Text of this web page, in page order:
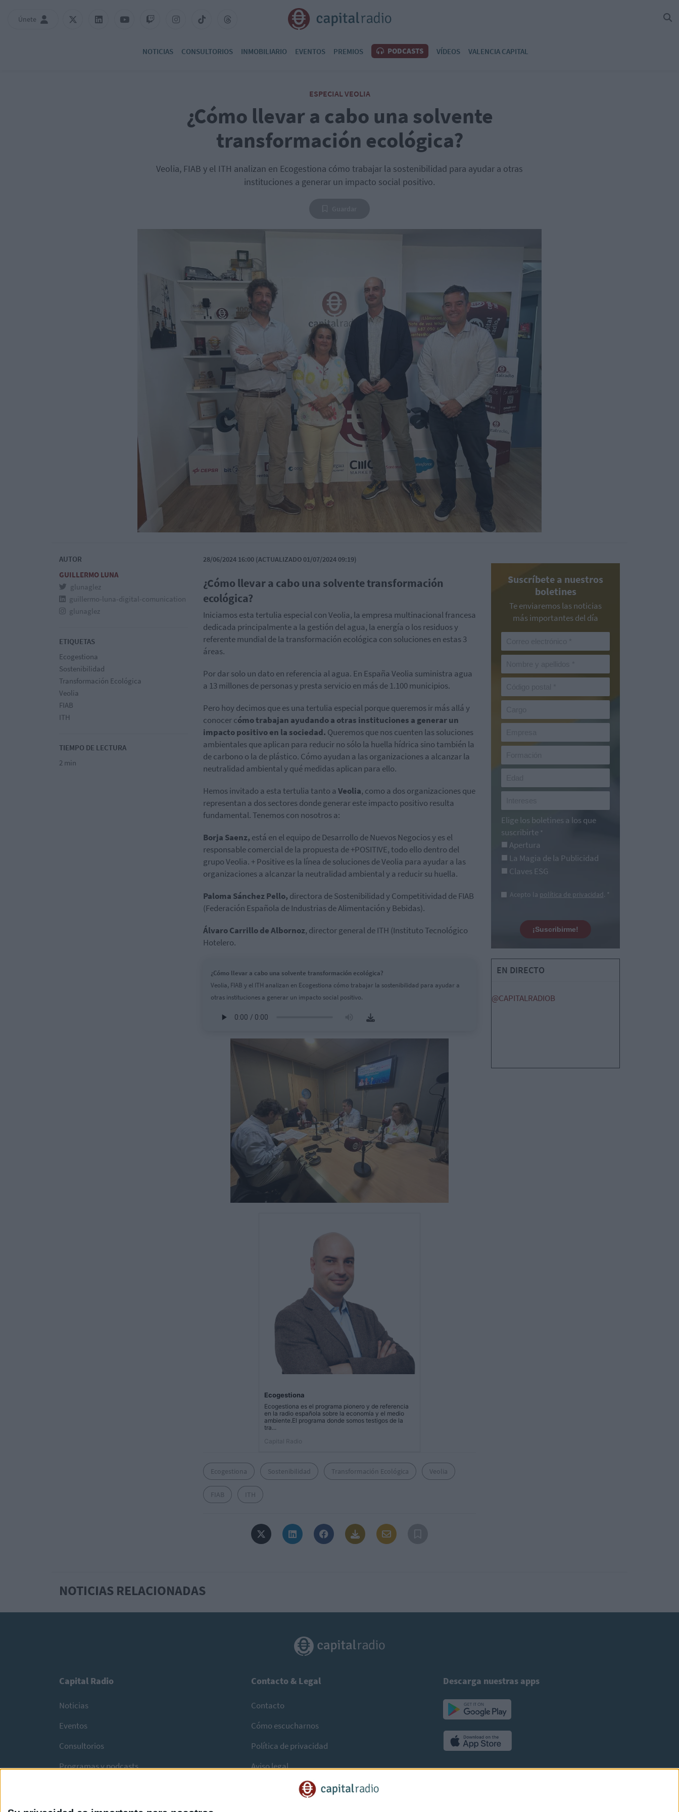
Únete
NOTICIAS CONSULTORIOS INMOBILIARIO EVENTOS PREMIOS PODCASTS VÍDEOS VALENCIA CAPITAL
ESPECIAL VEOLIA
¿Cómo llevar a cabo una solvente
transformación ecológica?
Veolia, FIAB y el ITH analizan en Ecogestiona cómo trabajar la sostenibilidad para ayudar a otras
instituciones a generar un impacto social positivo.
AUTOR
GUILLERMO LUNA
glunaglez
guillermo-luna-digital-comunication
glunaglez
ETIQUETAS
Ecogestiona
Sostenibilidad
Transformación Ecológica
Veolia
FIAB
ITH
TIEMPO DE LECTURA
2 min
28/06/2024 16:00 (ACTUALIZADO 01/07/2024 09:19)
¿Cómo llevar a cabo una solvente transformación
ecológica?
Iniciamos esta tertulia especial con Veolia, la empresa multinacional francesa
dedicada principalmente a la gestión del agua, la energía o los residuos y
referente mundial de la transformación ecológica con soluciones en estas 3
áreas.
Por dar solo un dato en referencia al agua. En España Veolia suministra agua
a 13 millones de personas y presta servicio en más de 1.100 municipios.
Pero hoy decimos que es una tertulia especial porque queremos ir más allá y
conocer cómo trabajan ayudando a otras instituciones a generar un
impacto positivo en la sociedad. Queremos que nos cuenten las soluciones
ambientales que aplican para reducir no sólo la huella hídrica sino también la
de carbono o la de plástico. Cómo ayudan a las organizaciones a alcanzar la
neutralidad ambiental y qué medidas aplican para ello.
Hemos invitado a esta tertulia tanto a Veolia, como a dos organizaciones que
representan a dos sectores donde generar este impacto positivo resulta
fundamental. Tenemos con nosotros a:
Borja Saenz, está en el equipo de Desarrollo de Nuevos Negocios y es el
responsable comercial de la propuesta de +POSITIVE, todo ello dentro del
grupoVeolia. +Positivees la línea de soluciones deVeolia para ayudar a las
organizaciones a alcanzar la neutralidad ambiental y a reducir su huella.
Paloma Sánchez Pello, directora de Sostenibilidad y Competitividad deFIAB
(Federación Española de Industrias de Alimentación y Bebidas).
Álvaro Carrillo de Albornoz, director general de ITH (Instituto Tecnológico
Hotelero.
¿Cómo llevar a cabo una solvente transformación ecológica?
Veolia, FIAB y el ITH analizan en Ecogestiona cómo trabajar la sostenibilidad para ayudar a
otras instituciones a generar un impacto social positivo.
Ecogestiona
Ecogestiona es el programa pionero y de referencia
en la radio española sobre la economía y el medio
ambiente.El programa donde somos testigos de la
tra...
Capital Radio
Ecogestiona Sostenibilidad Transformación Ecológica Veolia
FIAB ITH
Suscríbete a nuestros
boletines
Te enviaremos las noticias
más importantes del día
Elige los boletines a los que
suscribirte *
Apertura
La Magia de la Publicidad
Claves ESG
Acepto la política de privacidad. *
¡Suscribirme!
EN DIRECTO
@CAPITALRADIOB
NOTICIAS RELACIONADAS
Capital Radio
Noticias
Eventos
Consultorios
Programas y podcasts
Contacto & Legal
Contacto
Cómo escucharnos
Política de privacidad
Aviso legal
Descarga nuestras apps